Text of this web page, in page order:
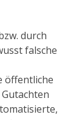
durch
falsche
öffentliche